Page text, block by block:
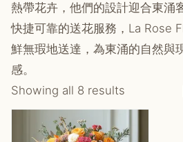
熱帶花卉，他們的設計迎合東涌
快捷可靠的送花服務，La Rose
鮮無瑕地送達，為東涌的自然與
感。
Showing all 8 results